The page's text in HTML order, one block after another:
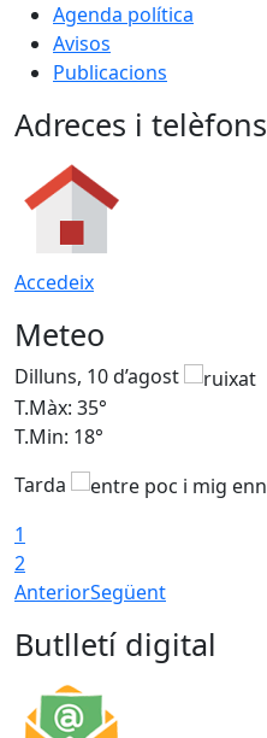
Agenda política
Avisos
Publicacions
Adreces i telèfons
Accedeix
Meteo
Dilluns, 10 d’agost
T.Màx: 35°
T.Min: 18°
Tarda
1
2
AnteriorSegüent
Butlletí digital